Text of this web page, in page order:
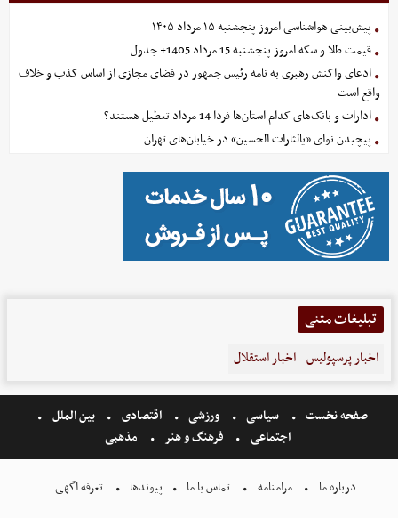
پیش‌بینی هواشناسی امروز پنجشنبه ۱۵ مرداد ۱۴۰۵
قیمت طلا و سکه امروز پنجشنبه 15 مرداد 1405+ جدول
ادعای واکنش رهبری به نامه رئیس جمهور در فضای مجازی از اساس کذب و خلاف
واقع است
ادارات و بانک‌های کدام استان‌ها فردا 14 مرداد تعطیل هستند؟
پیچیدن نوای «یالثارات الحسین» در خیابان‌های تهران
تبلیغات متنی
اخبار پرسپولیس اخبار استقلال
صفحه نخست سیاسی ورزشی اقتصادی
بین الملل
اجتماعی
فرهنگ و هنر مذهبی
درباره ما مرامنامه تماس با ما پیوندها تعرفه اگهی